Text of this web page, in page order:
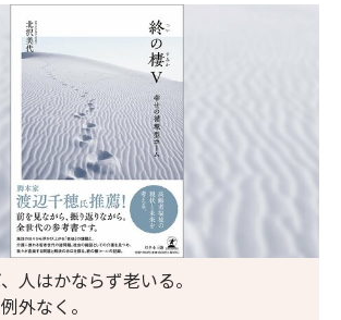
人はかならず老いる。
外なく。